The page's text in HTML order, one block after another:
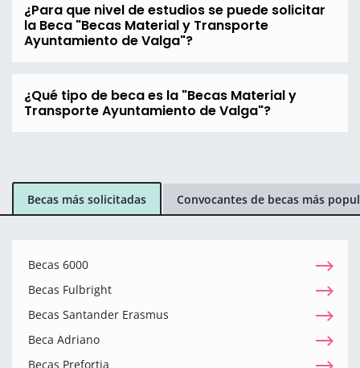
¿Para que nivel de estudios se puede solicitar
la Beca "Becas Material y Transporte
Ayuntamiento de Valga"?
¿Qué tipo de beca es la "Becas Material y
Transporte Ayuntamiento de Valga"?
Becas más solicitadas Convocantes de becas más
Becas 6000
Becas Fulbright
Becas Santander Erasmus
Beca Adriano
Becas Prefortia